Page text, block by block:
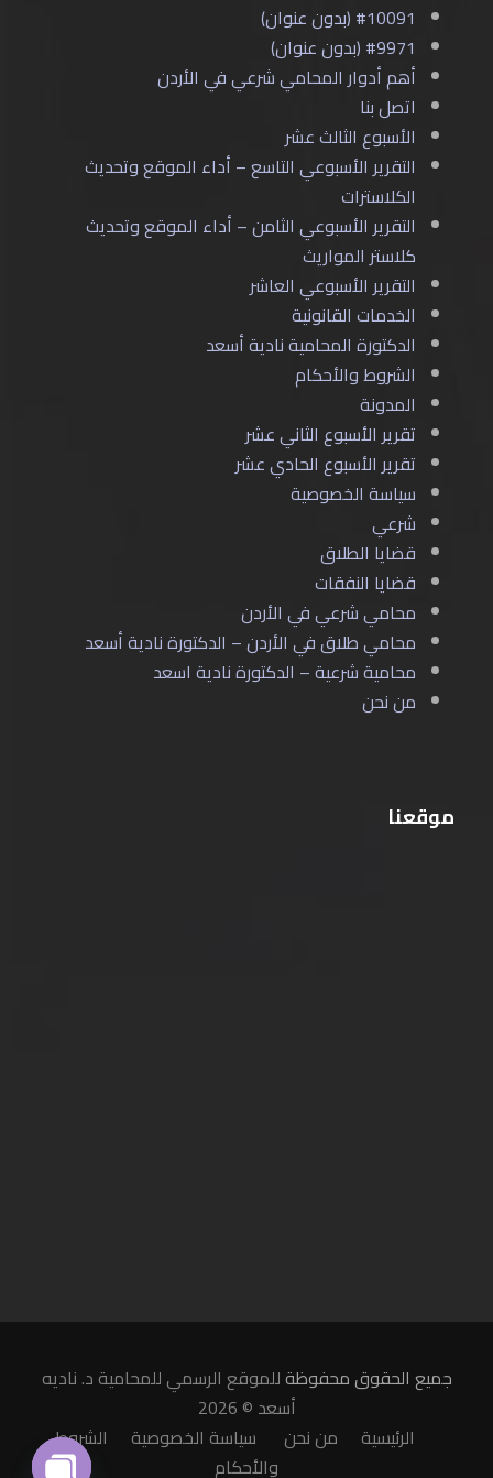
#10091 (بدون عنوان)
#9971 (بدون عنوان)
أهم أدوار المحامي شرعي في الأردن
اتصل بنا
الأسبوع الثالث عشر
التقرير الأسبوعي التاسع – أداء الموقع وتحديث
الكلاسترات
التقرير الأسبوعي الثامن – أداء الموقع وتحديث
كلاستر المواريث
التقرير الأسبوعي العاشر
الخدمات القانونية
الدكتورة المحامية نادية أسعد
الشروط والأحكام
المدونة
تقرير الأسبوع الثاني عشر
تقرير الأسبوع الحادي عشر
سياسة الخصوصية
شرعي
قضايا الطلاق
قضايا النفقات
محامي شرعي في الأردن
محامي طلاق في الأردن – الدكتورة نادية أسعد
محامية شرعية – الدكتورة نادية اسعد
من نحن
موقعنا
جميع الحقوق محفوظةللموقع الرسمي للمحامية د. ناديه
أسعد © 2026
الرئيسية
من نحن سياسة الخصوصية
الشروط
والأحكام